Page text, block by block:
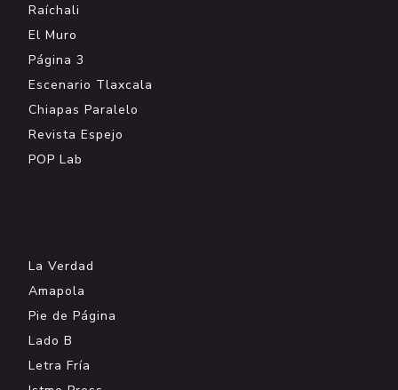
Raíchali
El Muro
Página 3
Escenario Tlaxcala
Chiapas Paralelo
Revista Espejo
POP Lab
La Verdad
Amapola
Pie de Página
Lado B
Letra Fría